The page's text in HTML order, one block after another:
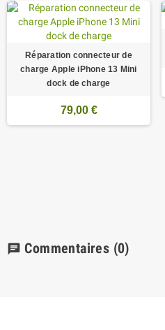
Réparation connecteur de
charge Apple iPhone 13 Mini
dock de charge
79,00 €
chat Commentaires (0)